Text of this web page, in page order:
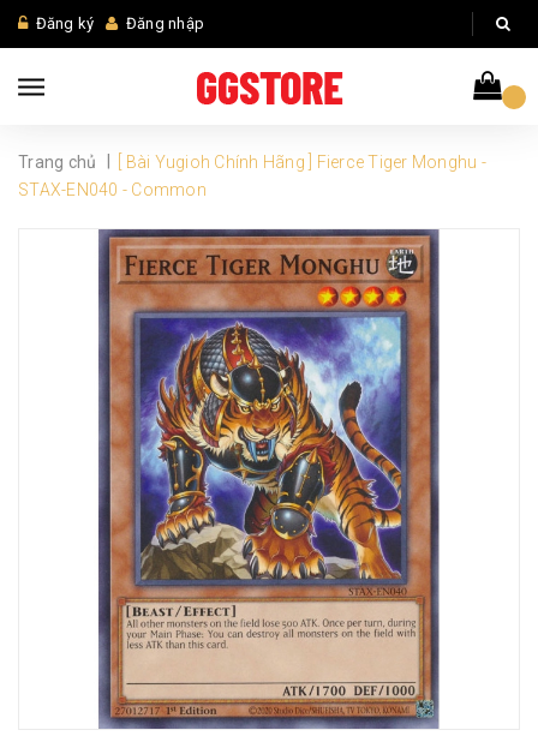
Đăng ký Đăng nhập
Trang chủ
[ Bài Yugioh Chính Hãng ] Fierce Tiger Monghu -
STAX-EN040 - Common